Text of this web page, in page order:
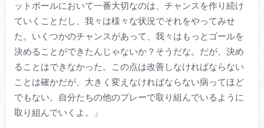
ットボールにおいて一番大切なのは、チャンスを作り続け
ていくことだし、我々は様々な状況でそれをやってみせ
た。いくつかのチャンスがあって、我々はもっとゴールを
決めることができたんじゃないか？そうだな。だが、決め
ることはできなかった。この点は改善しなければならない
ことは確かだが、大きく変えなければならない病ってほど
でもない。自分たちの他のプレーで取り組んでいるように
取り組んでいくよ。」